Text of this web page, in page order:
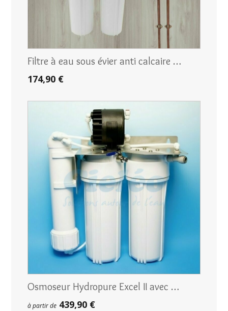
Filtre à eau sous évier anti calcaire …
174,90 €
Osmoseur Hydropure Excel II avec …
à partir de 439,90 €